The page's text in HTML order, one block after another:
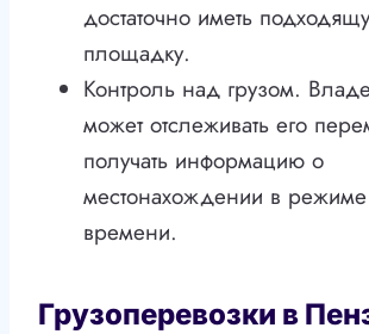
достаточно иметь
площадку.
Контроль над грузом.
может отслеживать его
получать информацию о
местонахождении в
времени.
Грузоперевозки в